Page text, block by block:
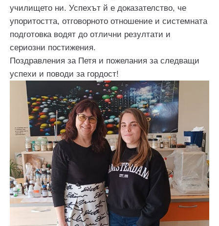
училището ни. Успехът й е доказателство, че
упоритостта, отговорното отношение и системната
подготовка водят до отлични резултати и
сериозни постижения.
Поздравления за Петя и пожелания за следващи
успехи и поводи за гордост!